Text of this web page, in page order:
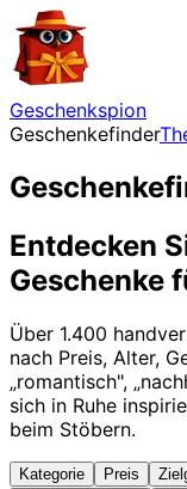
Geschenkspion
Geschenkefinder
Entdecken
Geschenke
Über 1.400
nach Preis, Alter,
„romantisch",
sich in Ruhe
beim Stöbern.
Kategorie Preis